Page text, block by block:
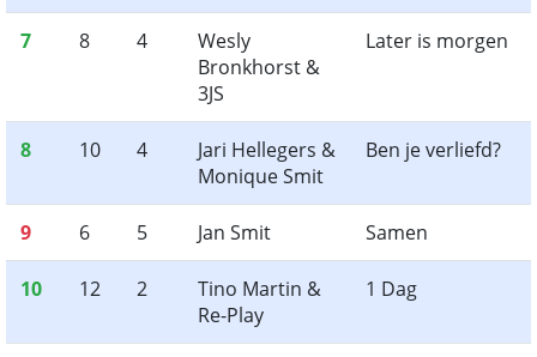
7 8 4
Wesly
Bronkhorst &
3JS
Later is morgen
8 10 4
Jari Hellegers &
Monique Smit
Ben je verliefd?
9 6 5 Jan Smit Samen
10 12 2
Tino Martin &
Re-Play
1 Dag